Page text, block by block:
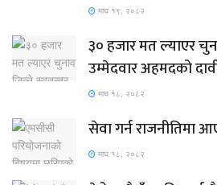
माघ १९, २०८२
३० हजार मत ल्याएर
उम्मेदवार अहमदको
माघ १८, २०८२
सेवा गर्न राजनीतिमा
माघ १८, २०८२